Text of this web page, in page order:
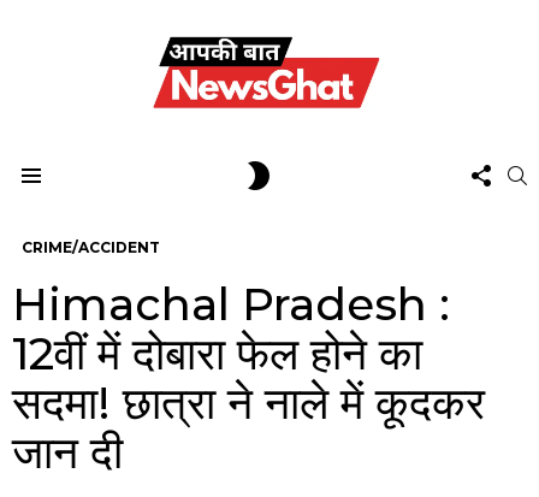
US
CRIME/ACCIDENT
Himachal Pradesh :
12वीं में दोबारा फेल होने का
सदमा! छात्रा ने नाले में कूदकर
जान दी